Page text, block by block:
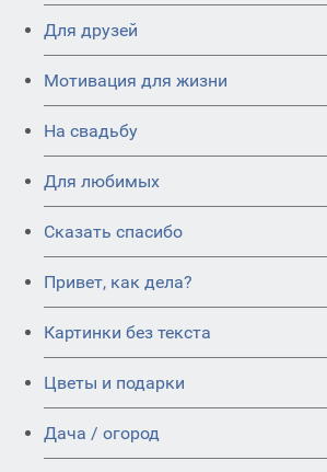
Для друзей
Мотивация для жизни
На свадьбу
Для любимых
Сказать спасибо
Привет, как дела?
Картинки без текста
Цветы и подарки
Дача / огород